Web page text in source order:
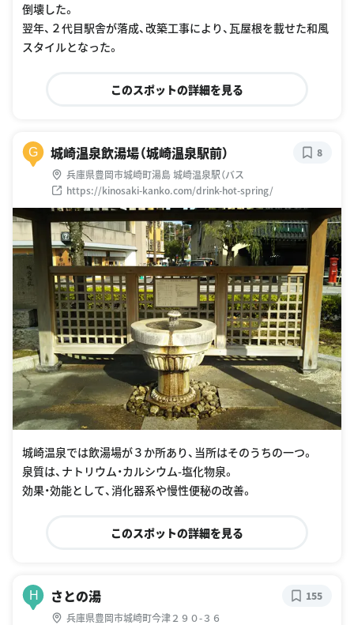
倒壊した。
翌年、２代目駅舎が落成、改築工事により、瓦屋根を載せた和風
スタイルとなった。
このスポットの詳細を見る
G 城崎温泉飲湯場（城崎温泉駅前）
兵庫県豊岡市城崎町湯島 城崎温泉駅（バス
https://kinosaki-kanko.com/drink-hot-spring/
8
城崎温泉では飲湯場が３か所あり、当所はそのうちの一つ。
泉質は、ナトリウム・カルシウム-塩化物泉。
効果・効能として、消化器系や慢性便秘の改善。
このスポットの詳細を見る
H さとの湯
兵庫県豊岡市城崎町今津２９０-３６
155